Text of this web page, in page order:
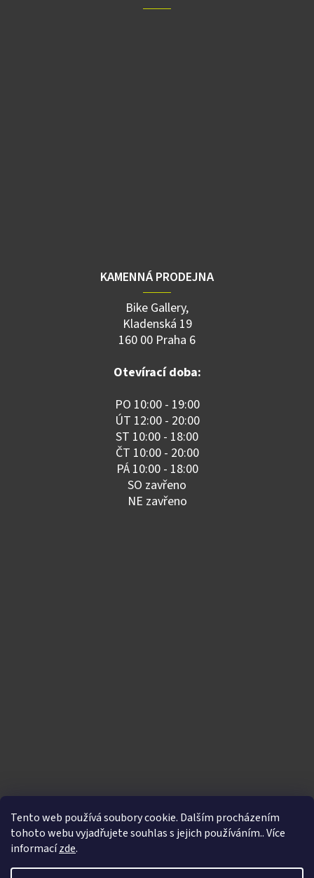
Tento web používá soubory cookie. Dalším procházením
tohoto webu vyjadřujete souhlas s jejich používáním.. Více
informacízde.
KAMENNÁ PRODEJNA
Bike Gallery,
Kladenská 19
160 00 Praha 6
Otevírací doba:
PO 10:00 - 19:00
ÚT 12:00 - 20:00
ST 10:00 - 18:00
ČT 10:00 - 20:00
PÁ 10:00 - 18:00
SO zavřeno
NE zavřeno
Vytvořil Shoptet |Nakódoval eshopGuru